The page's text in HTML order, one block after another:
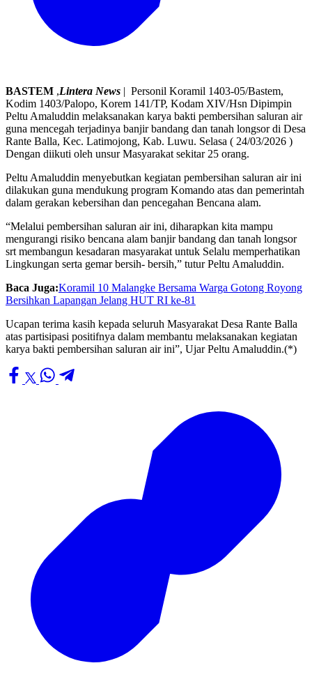
BASTEM ,Lintera News | Personil Koramil 1403-05/Bastem,
Kodim 1403/Palopo, Korem 141/TP, Kodam XIV/Hsn Dipimpin
Peltu Amaluddin melaksanakan karya bakti pembersihan saluran air
guna mencegah terjadinya banjir bandang dan tanah longsor di Desa
Rante Balla, Kec. Latimojong, Kab. Luwu. Selasa ( 24/03/2026 )
Dengan diikuti oleh unsur Masyarakat sekitar 25 orang.
Peltu Amaluddin menyebutkan kegiatan pembersihan saluran air ini
dilakukan guna mendukung program Komando atas dan pemerintah
dalam gerakan kebersihan dan pencegahan Bencana alam.
“Melalui pembersihan saluran air ini, diharapkan kita mampu
mengurangi risiko bencana alam banjir bandang dan tanah longsor
srt membangun kesadaran masyarakat untuk Selalu memperhatikan
Lingkungan serta gemar bersih- bersih,” tutur Peltu Amaluddin.
Baca Juga:Koramil 10 Malangke Bersama Warga Gotong Royong
Bersihkan Lapangan Jelang HUT RI ke-81
Ucapan terima kasih kepada seluruh Masyarakat Desa Rante Balla
atas partisipasi positifnya dalam membantu melaksanakan kegiatan
karya bakti pembersihan saluran air ini”, Ujar Peltu Amaluddin.(*)